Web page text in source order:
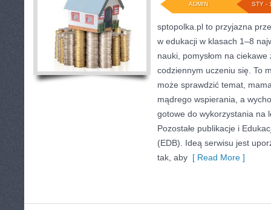
STY -
ADMIN
sptopolka.pl to przyjazna
w edukacji w klasach 1–8
nauki, pomysłom na
codziennym uczeniu się. To
może sprawdzić temat,
mądrego wspierania, a
gotowe do wykorzystania na
Pozostałe publikacje i
(EDB). Ideą serwisu jest
tak, aby [ Read More ]